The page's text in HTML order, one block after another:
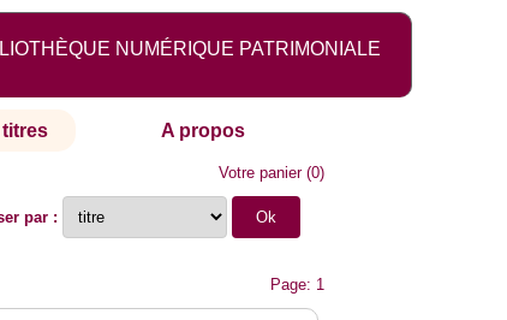
NUMÉRIQUE PATRIMONIALE
A propos
Votre panier(0)
par :
Page: 1